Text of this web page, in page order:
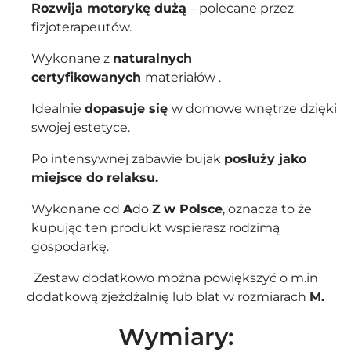
Rozwija motorykę dużą – polecane przez
fizjoterapeutów.
Wykonane z naturalnych
certyfikowanych materiałów .
Idealnie dopasuje się w domowe wnętrze dzięki
swojej estetyce.
Po intensywnej zabawie bujak posłuży jako
miejsce do relaksu.
Wykonane od Ado Z w Polsce, oznacza to że
kupując ten produkt wspierasz rodzimą
gospodarkę.
Zestaw dodatkowo można powiększyć o m.in
dodatkową zjeżdżalnię lub blat w rozmiarach M.
Wymiary: